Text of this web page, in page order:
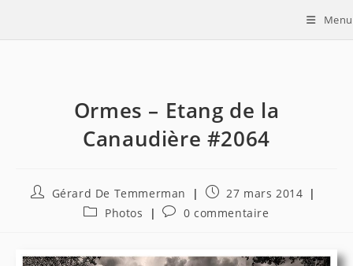
Menu
Ormes – Etang de la
Canaudière #2064
Auteur/autrice
Gérard De Temmerman
Publication
publiée :
27 mars 2014
PostPhotos
Commentaires
publication :
0 commentaire